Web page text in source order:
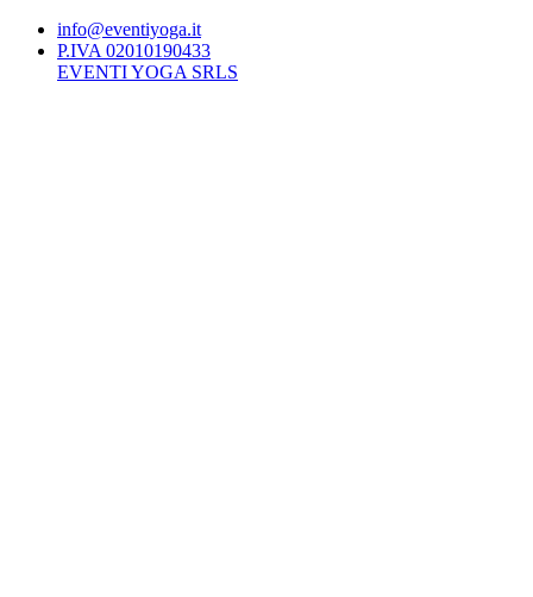
info@eventiyoga.it
P.IVA 02010190433
EVENTI YOGA SRLS